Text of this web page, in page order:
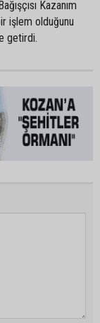
Kazanım
işlem olduğunu
getirdi.